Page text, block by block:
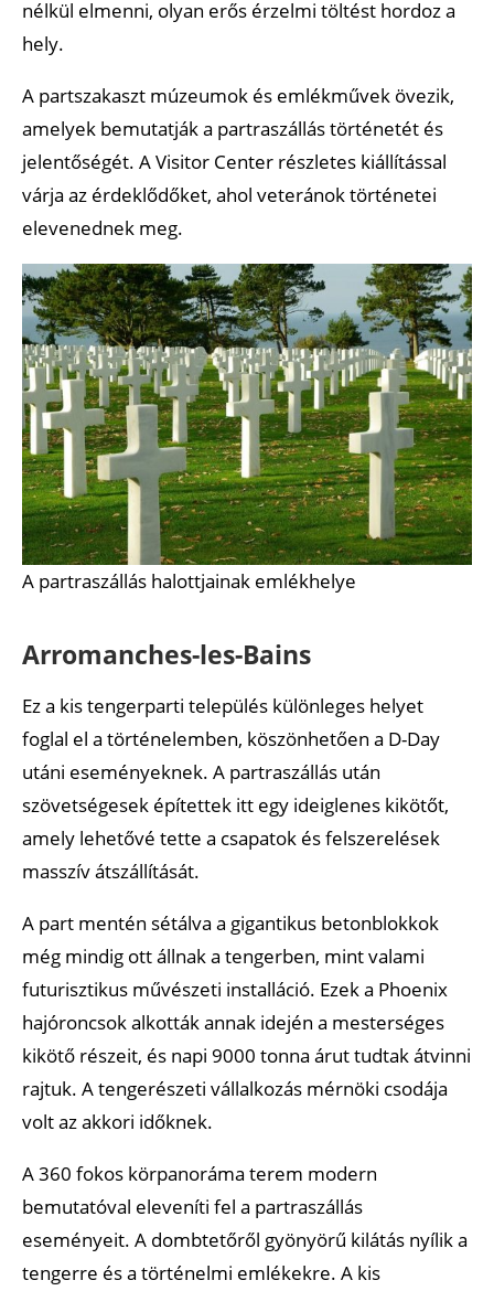
nélkül elmenni, olyan erős érzelmi töltést hordoz a
hely.
A partszakaszt múzeumok és emlékművek övezik,
amelyek bemutatják a partraszállás történetét és
jelentőségét. A Visitor Center részletes kiállítással
várja az érdeklődőket, ahol veteránok történetei
elevenednek meg.
A partraszállás halottjainak emlékhelye
Arromanches-les-Bains
Ez a kis tengerparti település különleges helyet
foglal el a történelemben, köszönhetően a D-Day
utáni eseményeknek. A partraszállás után
szövetségesek építettek itt egy ideiglenes kikötőt,
amely lehetővé tette a csapatok és felszerelések
masszív átszállítását.
A part mentén sétálva a gigantikus betonblokkok
még mindig ott állnak a tengerben, mint valami
futurisztikus művészeti installáció. Ezek a Phoenix
hajóroncsok alkották annak idején a mesterséges
kikötő részeit, és napi 9000 tonna árut tudtak átvinni
rajtuk. A tengerészeti vállalkozás mérnöki csodája
volt az akkori időknek.
A 360 fokos körpanoráma terem modern
bemutatóval eleveníti fel a partraszállás
eseményeit. A dombtetőről gyönyörű kilátás nyílik a
tengerre és a történelmi emlékekre. A kis